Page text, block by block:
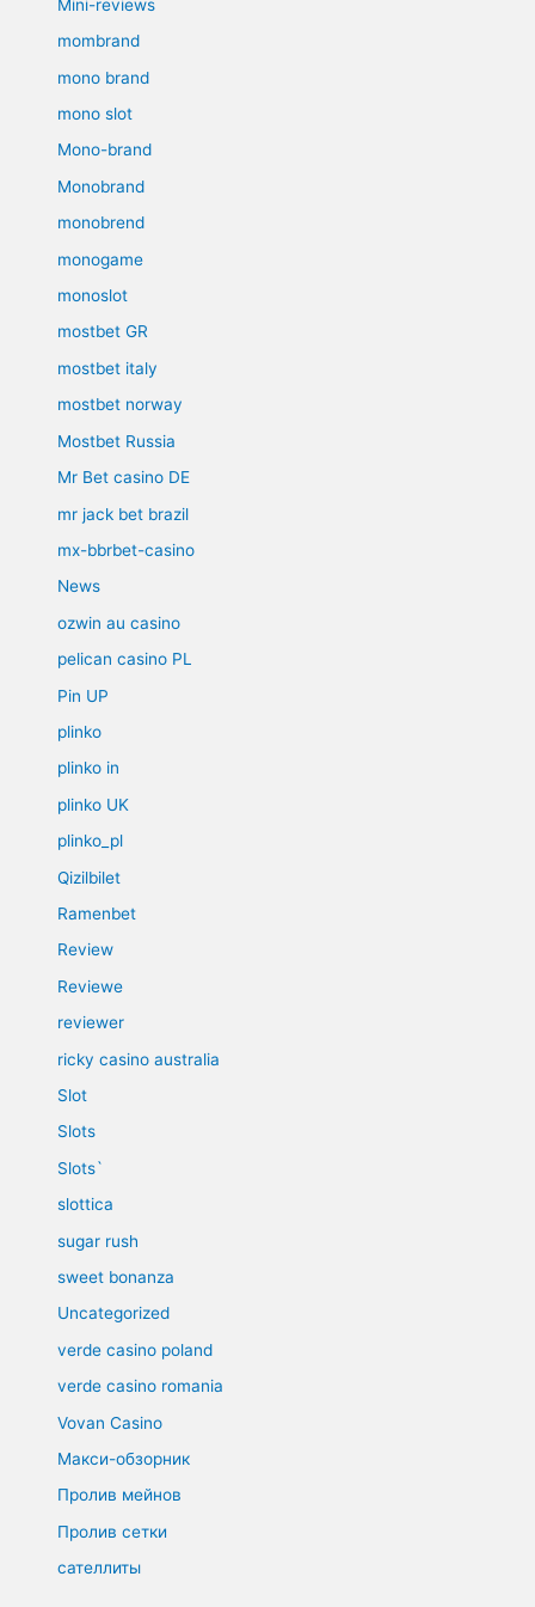
Mini-reviews
mombrand
mono brand
mono slot
Mono-brand
Monobrand
monobrend
monogame
monoslot
mostbet GR
mostbet italy
mostbet norway
Mostbet Russia
Mr Bet casino DE
mr jack bet brazil
mx-bbrbet-casino
News
ozwin au casino
pelican casino PL
Pin UP
plinko
plinko in
plinko UK
plinko_pl
Qizilbilet
Ramenbet
Review
Reviewe
reviewer
ricky casino australia
Slot
Slots
Slots`
slottica
sugar rush
sweet bonanza
Uncategorized
verde casino poland
verde casino romania
Vovan Casino
Макси-обзорник
Пролив мейнов
Пролив сетки
сателлиты